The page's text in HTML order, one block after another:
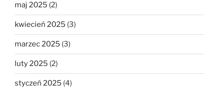
maj 2025 (2)
kwiecień 2025 (3)
marzec 2025 (3)
luty 2025 (2)
styczeń 2025 (4)